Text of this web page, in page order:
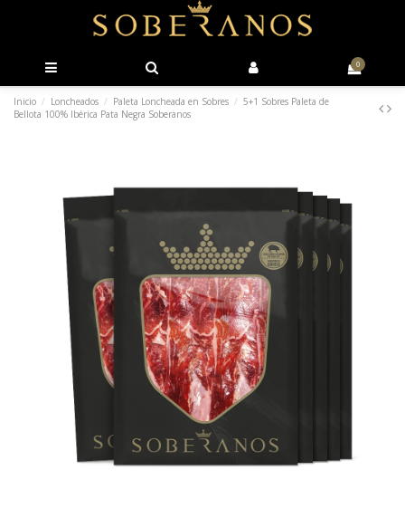
0
Inicio Loncheados Paleta Loncheada en Sobres
5+1 Sobres Paleta de
Bellota 100% Ibérica Pata Negra Soberanos